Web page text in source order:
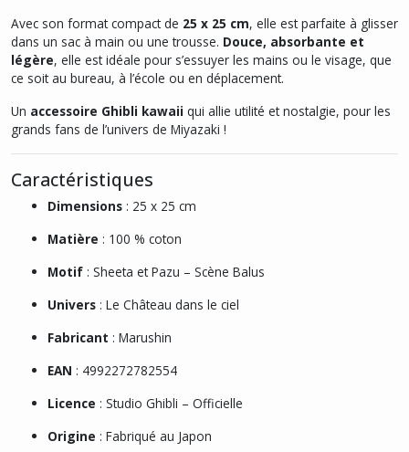
Avec son format compact de 25 x 25 cm, elle est parfaite à glisser
dans un sac à main ou une trousse. Douce, absorbante et
légère, elle est idéale pour s’essuyer les mains ou le visage, que
ce soit au bureau, à l’école ou en déplacement.
Un accessoire Ghibli kawaii qui allie utilité et nostalgie, pour les
grands fans de l’univers de Miyazaki !
Caractéristiques
Dimensions : 25 x 25 cm
Matière : 100 % coton
Motif : Sheeta et Pazu – Scène Balus
Univers : Le Château dans le ciel
Fabricant : Marushin
EAN : 4992272782554
Licence : Studio Ghibli – Officielle
Origine : Fabriqué au Japon